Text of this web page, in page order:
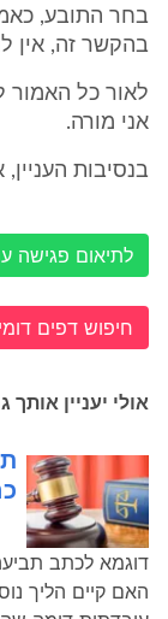
בחר התובע,
בהקשר זה, אין
לאור כל האמור
אני מורה.
בנסיבות העניין,
לתיאום פגישה עם עורך
חיפוש דפים
אולי יעניין אותך
האם קיים הליך